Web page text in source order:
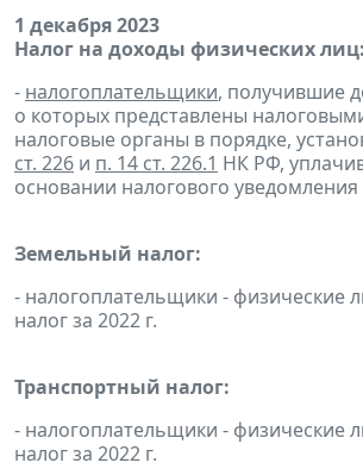
1 декабря 2023
Налог на доходы физических лиц:
- налогоплательщики, получившие
о которых представлены
налоговые органы в порядке,
ст. 226 и п. 14 ст. 226.1 НК РФ,
основании налогового уведомления
Земельный налог:
- налогоплательщики - физические
налог за 2022 г.
Транспортный налог:
- налогоплательщики - физические
налог за 2022 г.